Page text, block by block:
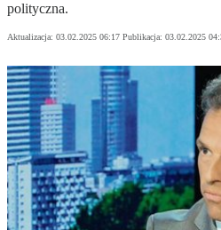
polityczna.
Aktualizacja: 03.02.2025 06:17 Publikacja: 03.02.2025